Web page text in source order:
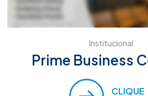
Institucional
Prime Business
CLIQUE